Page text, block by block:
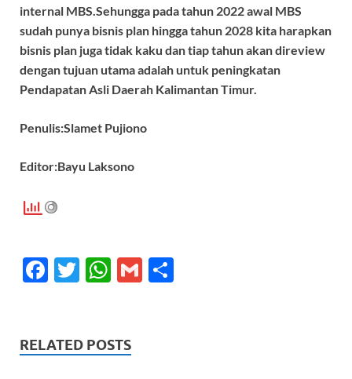
internal MBS.Sehungga pada tahun 2022 awal MBS
sudah punya bisnis plan hingga tahun 2028 kita harapkan
bisnis plan juga tidak kaku dan tiap tahun akan direview
dengan tujuan utama adalah untuk peningkatan
Pendapatan Asli Daerah Kalimantan Timur.
Penulis:Slamet Pujiono
Editor:Bayu Laksono
F
b
T
er
W
s
G
RELATED POSTS